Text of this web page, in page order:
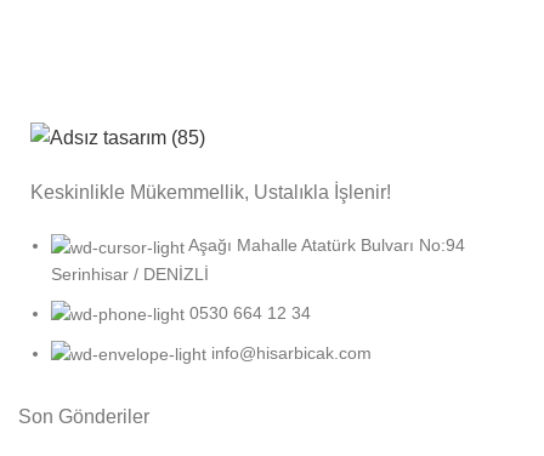
Keskinlikle Mükemmellik, Ustalıkla İşlenir!
Aşağı Mahalle Atatürk Bulvarı No:94
Serinhisar / DENİZLİ
0530 664 12 34
info@hisarbicak.com
Son Gönderiler